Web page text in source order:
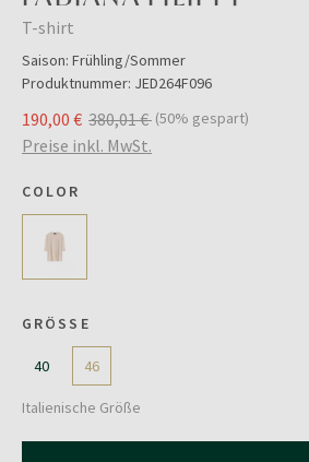
T-shirt
Saison: Frühling/Sommer
Produktnummer: JED264F096
190,00 € 380,01 € (50% gespart)
Preise inkl. MwSt.
COLOR
GRÖSSE
40 46
Italienische Größe